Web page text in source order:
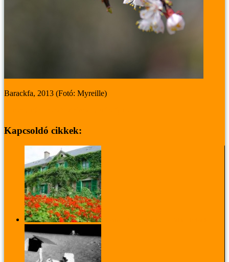
Barackfa, 2013 (Fotó: Myreille)
Kapcsoldó cikkek: